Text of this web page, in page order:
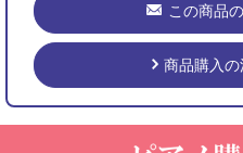
この商品
商品購入